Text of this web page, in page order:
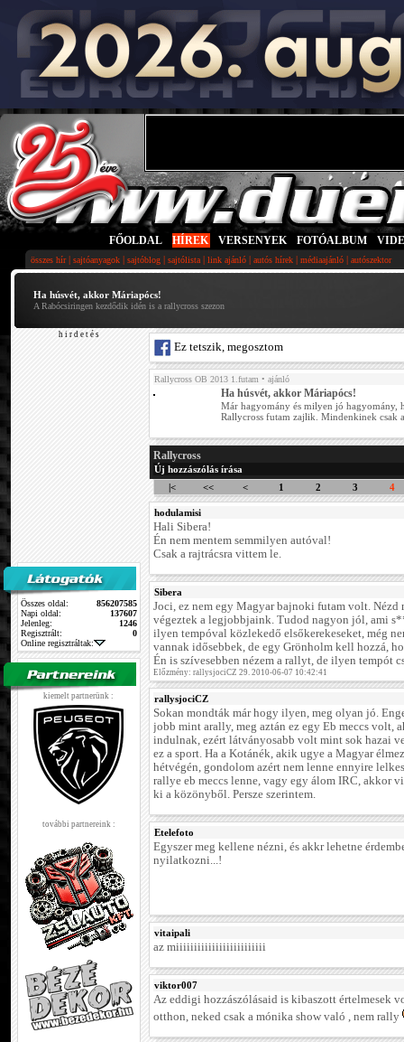
FŐOLDAL HÍREK VERSENYEK FOTÓALBUM
összes hír| sajtóanyagok | sajtóblog | sajtólista | link ajánló | autós hírek | médiaajánló | autószektor
Ha húsvét, akkor Máriapócs!
A Rabócsiringen kezdődik idén is a rallycross szezon
h i r d e t é s
Összes oldal:
856207585
Napi oldal:
137607
Jelenleg:
1246
Regisztrált:
0
Online regisztráltak:
kiemelt partnerünk :
további partnereink :
Ez tetszik, megosztom
Rallycross OB 2013 1.futam • ajánló
Ha húsvét, akkor Máriapócs!
Már hagyomány és milyen jó hagyomány,
Rallycross futam zajlik. Mindenkinek csak
Rallycross
Új hozzászólás írása
|<
<< < 1 2 3 4
hodulamisi
Hali Sibera!
Én nem mentem semmilyen autóval!
Csak a rajtrácsra vittem le.
Sibera
Joci, ez nem egy Magyar bajnoki futam volt. Nézd
végeztek a legjobbjaink. Tudod nagyon jól, ami
ilyen tempóval közlekedő elsőkerekeseket, még
vannak idősebbek, de egy Grönholm kell hozzá,
Én is szívesebben nézem a rallyt, de ilyen tempót
Előzmény: rallysjociCZ 29. 2010-06-07 10:42:41
rallysjociCZ
Sokan mondták már hogy ilyen, meg olyan jó.
jobb mint arally, meg aztán ez egy Eb meccs volt,
indulnak, ezért látványosabb volt mint sok hazai
ez a sport. Ha a Kotánék, akik ugye a Magyar
hétvégén, gondolom azért nem lenne ennyire
rallye eb meccs lenne, vagy egy álom IRC, akkor
ki a közönyből. Persze szerintem.
Etelefoto
Egyszer meg kellene nézni, és akkr lehetne
nyilatkozni...!
vitaipali
az miiiiiiiiiiiiiiiiiiiiiiiii
viktor007
Az eddigi hozzászólásaid is kibaszott értelmesek
otthon, neked csak a mónika show való , nem rally